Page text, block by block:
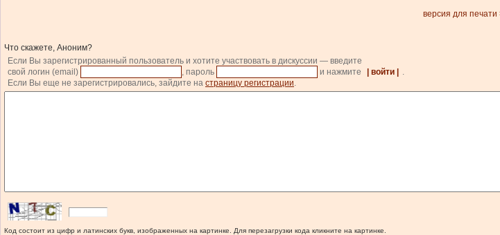
версия для печати
Что скажете, Аноним?
Если Вы зарегистрированный пользователь и хотите участвовать в дискуссии — введите
свой логин (email)
, пароль и нажмите | войти |
.
Если Вы еще не зарегистрировались, зайдите на страницу регистрации.
Код состоит из цифр и латинских букв, изображенных на картинке. Для перезагрузки кода кликните на картинке.